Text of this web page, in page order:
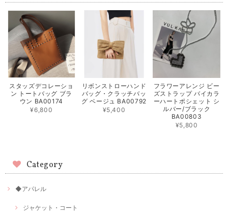
スタッズデコレーショ
ン トートバッグ ブラ
ウン BA00174
¥6,800
リボンストローハンド
バッグ・クラッチバッ
グ ベージュ BA00792
¥5,400
フラワーアレンジ ビー
ズストラップ バイカラ
ーハートポシェット シ
ルバー/ブラック
BA00803
¥5,800
Category
◆アパレル
ジャケット・コート